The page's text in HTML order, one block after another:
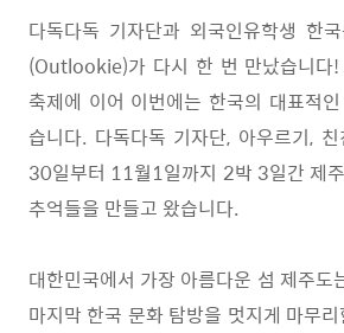
다독다독 기자단과 외국인유학생 한
(Outlookie)가 다시 한 번 만났습니다
축제에 이어 이번에는 한국의 대표적
습니다. 다독다독 기자단, 아우르기,
30일부터 11월1일까지 2박 3일간 제
추억들을 만들고 왔습니다.
대한민국에서 가장 아름다운 섬 제주도
마지막 한국 문화 탐방을 멋지게 마무